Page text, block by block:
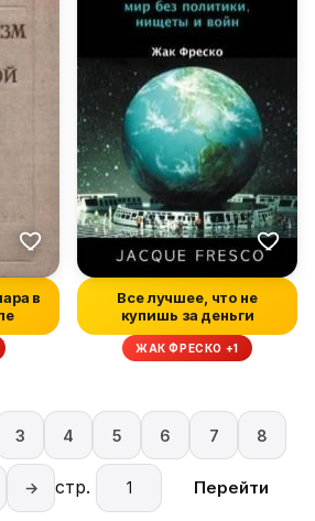
в
Все лучшее, что не
купишь за деньги
ЖАК ФРЕСКО +1
3 4 5 6 7 8
→ стр. Перейти